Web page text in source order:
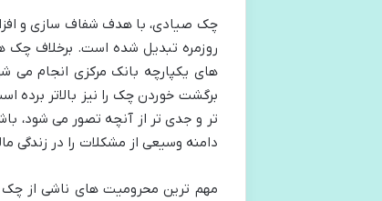
چک صیادی، با هدف شفاف سازی و
روزمره تبدیل شده است. برخلاف چک
های یکپارچه بانک مرکزی انجام می
برگشت خوردن چک را نیز بالاتر
تر و جدی تر از آنچه تصور می شود،
دامنه وسیعی از مشکلات را در زندگی
مهم ترین محرومیت های ناشی از